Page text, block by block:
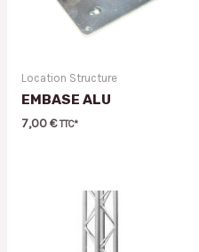
Location Structure
EMBASE ALU
7,00€ TTC*